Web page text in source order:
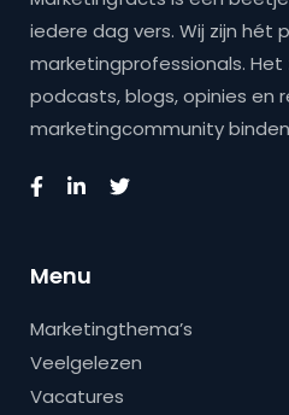
iedere dag vers. Wij zijn hét
marketingprofessionals. Het
podcasts, blogs, opinies en
marketingcommunity
Menu
Marketingthema’s
Veelgelezen
Vacatures